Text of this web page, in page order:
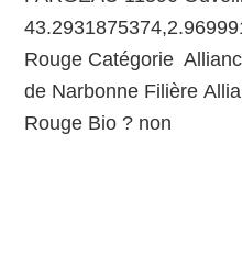
Rouge Catégorie
de Narbonne Filière
Rouge Bio ? non